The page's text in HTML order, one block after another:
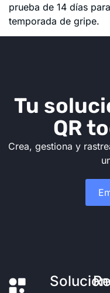
prueba de 14 días
temporada de gripe.
Tu
QR
Crea, gestiona y